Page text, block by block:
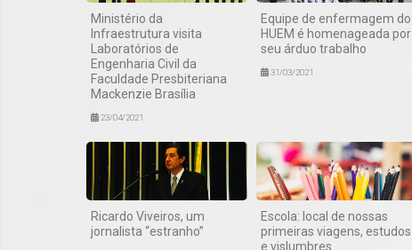
Ministério da
Infraestrutura visita
Laboratórios de
Engenharia Civil da
Faculdade Presbiteriana
Mackenzie Brasília
23/04/2021
Equipe de enfermagem do
HUEM é homenageada por
seu árduo trabalho
31/03/2021
Ricardo Viveiros, um
jornalista “estranho”
Escola: local de nossas
primeiras viagens, estudos
e vislumbres